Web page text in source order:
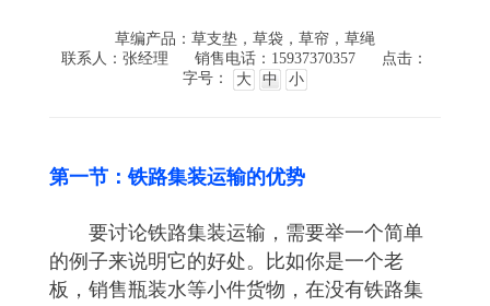
草编产品：草支垫，草袋，草帘，草绳
联系人：张经理
销售电话：15937370357
点击：
字号：
大 中 小
第一节：铁路集装运输的优势
要讨论铁路集装运输，需要举一个简单
的例子来说明它的好处。比如你是一个老
板，销售瓶装水等小件货物，在没有铁路集